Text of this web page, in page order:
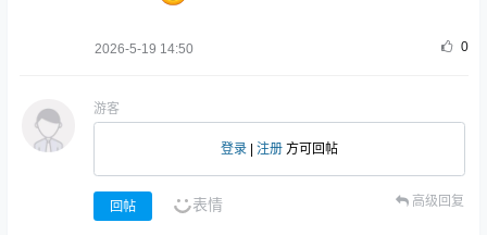
2026-5-19 14:50 0
游客
登录 注册 方可回帖
回帖 表情 高级回复